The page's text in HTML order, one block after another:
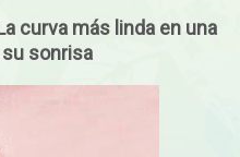
curva más linda en una
sonrisa